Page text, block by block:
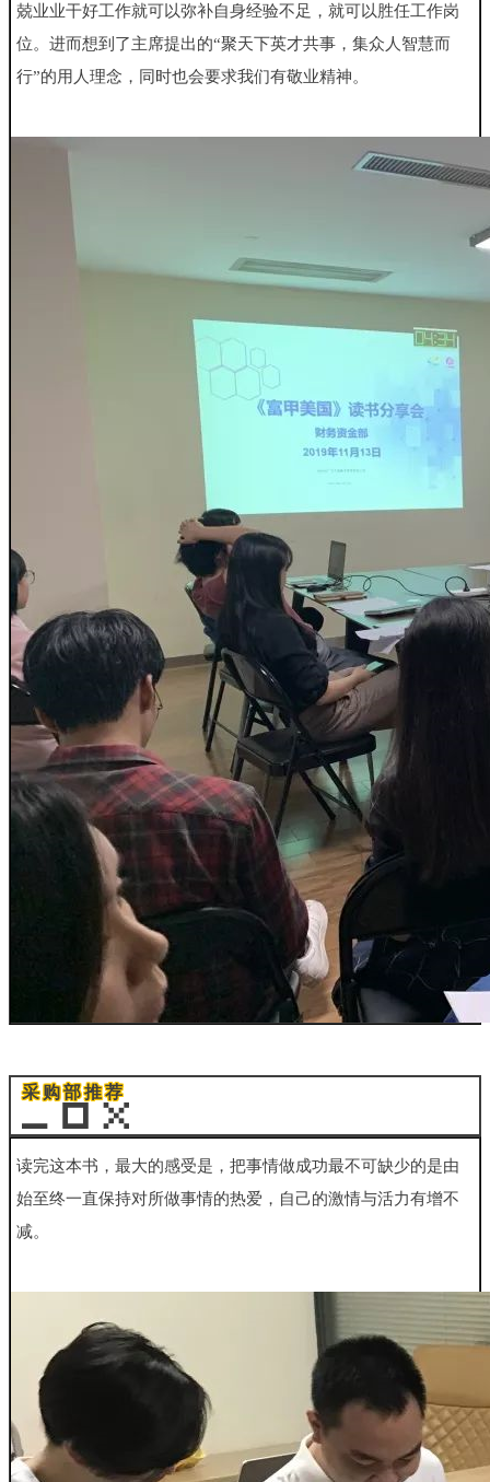
兢业业干好工作就可以弥补自身经验不足，就可以胜任工作岗
位。进而想到了主席提出的“聚天下英才共事，集众人智慧而
行”的用人理念，同时也会要求我们有敬业精神。
采购部推荐
读完这本书，最大的感受是，把事情做成功最不可缺少的是由
始至终一直保持对所做事情的热爱，自己的激情与活力有增不
减。